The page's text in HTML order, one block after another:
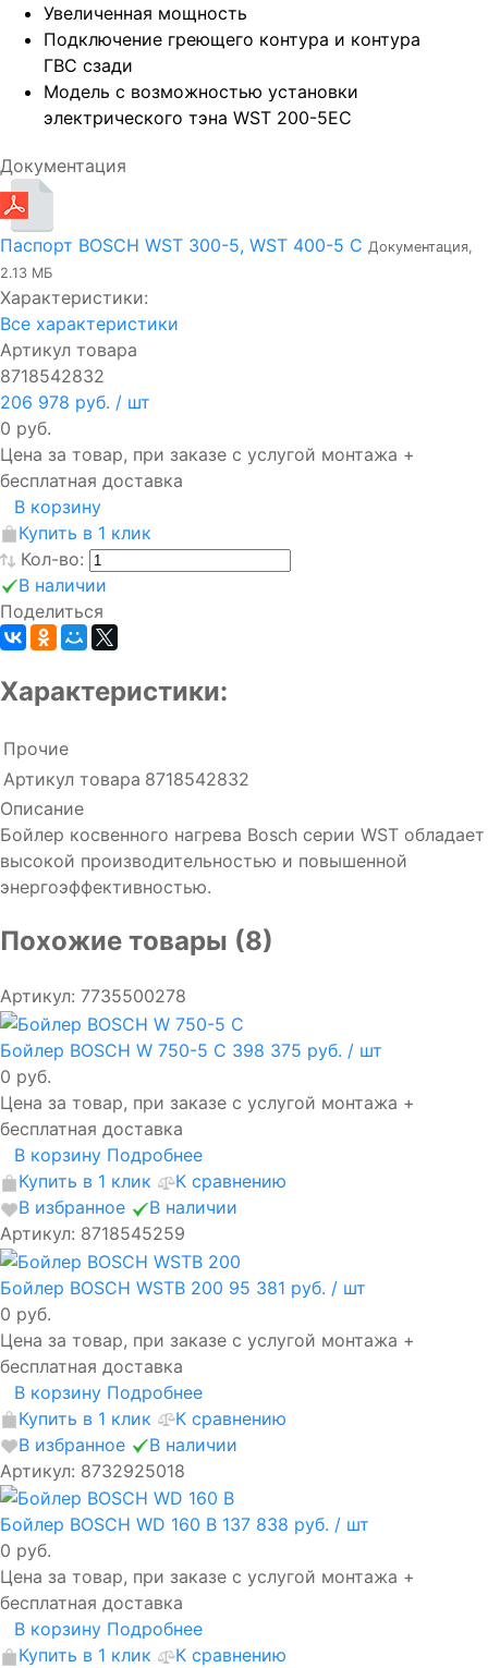
Увеличенная мощность
Подключение греющего контура и контура
ГВС сзади
Модель с возможностью установки
электрического тэна WST 200-5EC
Документация
Паспорт BOSCH WST 300-5, WST 400-5 C Документация,
2.13 МБ
Характеристики:
Все характеристики
Артикул товара
8718542832
206 978 руб. / шт
0 руб.
Цена за товар, при заказе с услугой монтажа +
бесплатная доставка
В корзину
Купить в 1 клик
Кол-во:
В наличии
Поделиться
Характеристики:
Прочие
Артикул товара 8718542832
Описание
Бойлер косвенного нагрева Bosch серии WST обладает
высокой производительностью и повышенной
энергоэффективностью.
Похожие товары (8)
Артикул: 7735500278
Бойлер BOSCH W 750-5 C 398 375 руб. / шт
0 руб.
Цена за товар, при заказе с услугой монтажа +
бесплатная доставка
В корзину Подробнее
Купить в 1 клик
К сравнению
В избранное
В наличии
Артикул: 8718545259
Бойлер BOSCH WSTB 200 95 381 руб. / шт
0 руб.
Цена за товар, при заказе с услугой монтажа +
бесплатная доставка
В корзину Подробнее
Купить в 1 клик
К сравнению
В избранное
В наличии
Артикул: 8732925018
Бойлер BOSCH WD 160 B 137 838 руб. / шт
0 руб.
Цена за товар, при заказе с услугой монтажа +
бесплатная доставка
В корзину Подробнее
Купить в 1 клик
К сравнению